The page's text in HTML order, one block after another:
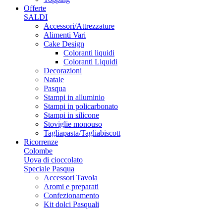
Offerte
SALDI
Accessori/Attrezzature
Alimenti Vari
Cake Design
Coloranti liquidi
Coloranti Liquidi
Decorazioni
Natale
Pasqua
Stampi in alluminio
Stampi in policarbonato
Stampi in silicone
Stoviglie monouso
Tagliapasta/Tagliabiscott
Ricorrenze
Colombe
Uova di cioccolato
Speciale Pasqua
Accessori Tavola
Aromi e preparati
Confezionamento
Kit dolci Pasquali